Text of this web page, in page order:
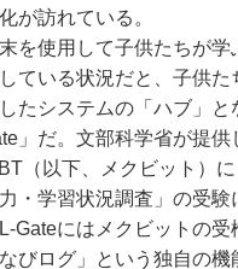
が訪れている。
を使用して子供たちが学
ている状況だと、子供た
たシステムの「ハブ」
」だ。文部科学省が提
（以下、メクビット）
・学習状況調査」の受験
Gateにはメクビットの
びログ」という独自の機